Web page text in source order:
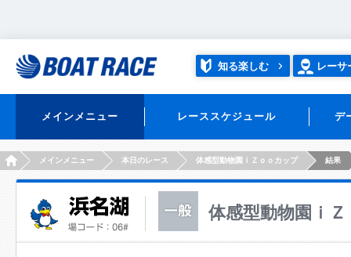
知る楽しむ レーサ
メインメニュー レーススケジュール デ
HOMEメインメニュー 本日のレース 体感型動物園ｉＺｏｏカップ 結果
体感型動物園ｉ